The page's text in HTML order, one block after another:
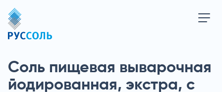
Соль пищевая выварочная
йодированная, экстра, ­с